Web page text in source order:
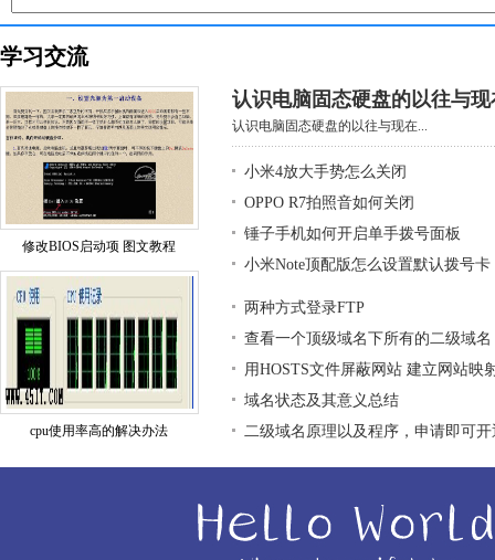
学习交流
修改BIOS启动项 图文教程
cpu使用率高的解决办法
认识电脑固态硬盘的以往与现
认识电脑固态硬盘的以往与现在...
小米4放大手势怎么关闭
OPPO R7拍照音如何关闭
锤子手机如何开启单手拨号面板
小米Note顶配版怎么设置默认拨号卡
两种方式登录FTP
查看一个顶级域名下所有的二级域名
用HOSTS文件屏蔽网站 建立网站映
域名状态及其意义总结
二级域名原理以及程序，申请即可开